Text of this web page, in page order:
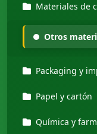
Materiales de
Otros
Packaging y
Papel y cartón
Química y